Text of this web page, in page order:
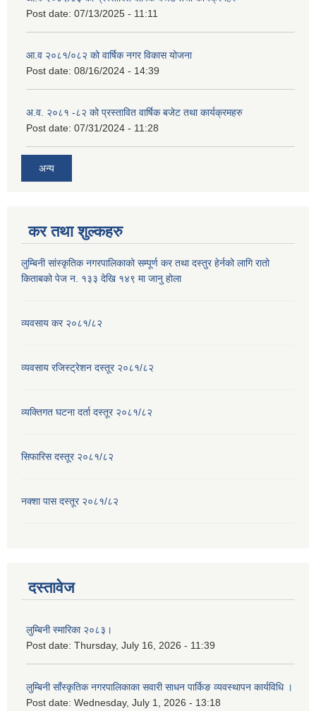
Post date: 07/13/2025 - 11:11
आ.व २०८१/०८२ को वार्षिक नगर विकास योजना
Post date: 08/16/2024 - 14:39
अ.व. २०८१ -८२ को प्रस्तावित वार्षिक बजेट तथा कार्यक्रमहरु
Post date: 07/31/2024 - 11:28
अन्य
कर तथा शुल्कहरु
लुम्बिनी सांस्कृतिक नगरपालिकाको सम्पूर्ण कर तथा दस्तुर हेर्नको लागि रातो
किताबको पेज न. १३३ देखि १४९ मा जानु होला
व्यवसाय कर २०८१/८२
व्यवसाय रजिस्ट्रेशन दस्तूर २०८१/८२
व्यक्तिगत घटना दर्ता दस्तूर २०८१/८२
सिफारिस दस्तूर २०८१/८२
नक्शा पास दस्तूर २०८१/८२
दस्तावेज
लुम्बिनी स्मारिका २०८३।
Post date: Thursday, July 16, 2026 - 11:39
लुम्बिनी साँस्कृतिक नगरपालिकाका सवारी साधन पार्किङ व्यवस्थापन कार्यविधि ।
Post date: Wednesday, July 1, 2026 - 13:18